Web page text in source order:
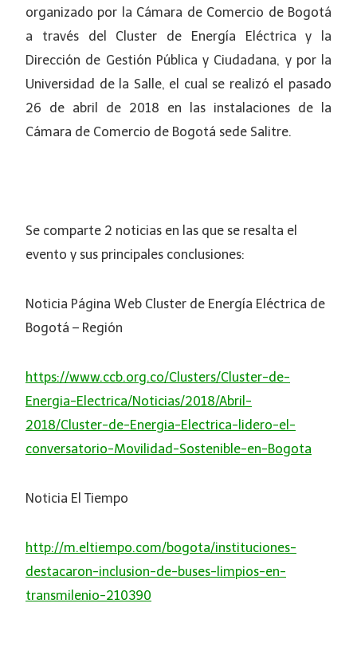
organizado por la Cámara de Comercio de Bogotá
a través del Cluster de Energía Eléctrica y la
Dirección de Gestión Pública y Ciudadana, y por la
Universidad de la Salle, el cual se realizó el pasado
26 de abril de 2018 en las instalaciones de la
Cámara de Comercio de Bogotá sede Salitre.
Se comparte 2 noticias en las que se resalta el
evento y sus principales conclusiones:
Noticia Página Web Cluster de Energía Eléctrica de
Bogotá – Región
https://www.ccb.org.co/Clusters/Cluster-de-
Energia-Electrica/Noticias/2018/Abril-
2018/Cluster-de-Energia-Electrica-lidero-el-
conversatorio-Movilidad-Sostenible-en-Bogota
Noticia El Tiempo
http://m.eltiempo.com/bogota/instituciones-
destacaron-inclusion-de-buses-limpios-en-
transmilenio-210390